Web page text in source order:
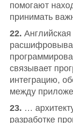
помогают
принимать
22.
связывает
интеграцию,
между
23. …
разработке